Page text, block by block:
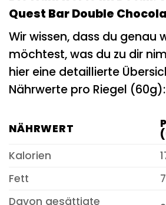
Quest Bar Double
Wir wissen, dass du genau
möchtest, was du zu dir
hier eine detaillierte
Nährwerte pro Riegel (60g):
NÄHRWERT
Kalorien
Fett
Davon gesättigte